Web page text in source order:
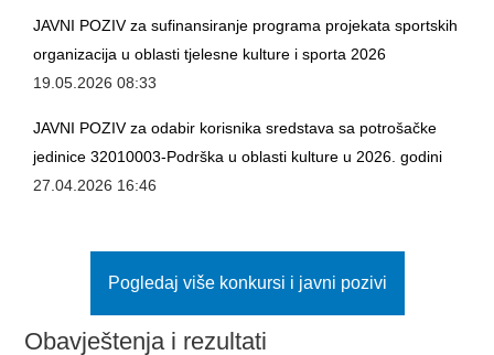
JAVNI POZIV za sufinansiranje programa projekata sportskih
organizacija u oblasti tjelesne kulture i sporta 2026
19.05.2026 08:33
JAVNI POZIV za odabir korisnika sredstava sa potrošačke
jedinice 32010003-Podrška u oblasti kulture u 2026. godini
27.04.2026 16:46
Pogledaj više konkursi i javni pozivi
Obavještenja i rezultati